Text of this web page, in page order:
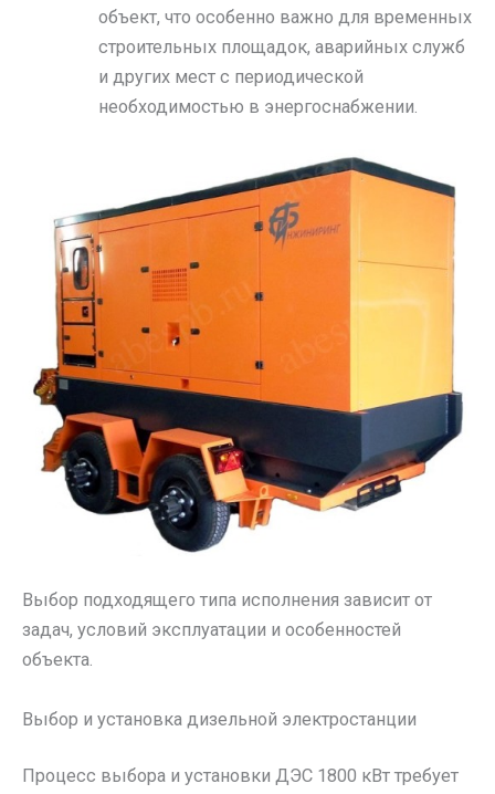
объект, что особенно важно для временных
строительных площадок, аварийных служб
и других мест с периодической
необходимостью в энергоснабжении.
Выбор подходящего типа исполнения зависит от
задач, условий эксплуатации и особенностей
объекта.
Выбор и установка дизельной электростанции
Процесс выбора и установки ДЭС 1800 кВт требует